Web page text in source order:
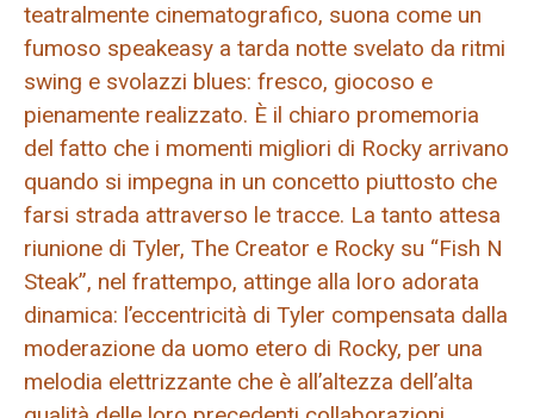
teatralmente cinematografico, suona come un
fumoso speakeasy a tarda notte svelato da ritmi
swing e svolazzi blues: fresco, giocoso e
pienamente realizzato. È il chiaro promemoria
del fatto che i momenti migliori di Rocky arrivano
quando si impegna in un concetto piuttosto che
farsi strada attraverso le tracce. La tanto attesa
riunione di Tyler, The Creator e Rocky su “Fish N
Steak”, nel frattempo, attinge alla loro adorata
dinamica: l’eccentricità di Tyler compensata dalla
moderazione da uomo etero di Rocky, per una
melodia elettrizzante che è all’altezza dell’alta